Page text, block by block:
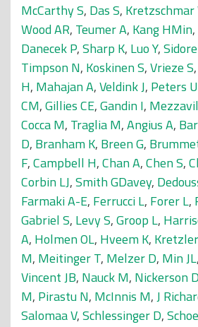
McCarthy S, Das S, Kretzschmar
Wood AR, Teumer A, Kang HMin,
Danecek P,Sharp K, Luo Y,
Timpson N, Koskinen S,Vrieze S,
H, Mahajan A,Veldink J, Peters U
CM,Gillies CE,Gandin I,
Cocca M, Traglia M,Angius A,
D, Branham K, Breen G,
F,Campbell H,Chan A,Chen S,
Corbin LJ,Smith GDavey,
Farmaki A-E, Ferrucci L, Forer L,
Gabriel S, Levy S,Groop L,
A, Holmen OL, Hveem K,
M, Meitinger T, Melzer D, Min JL,
Vincent JB, Nauck M, Nickerson D
M, Pirastu N, McInnis M,J
Salomaa V,Schlessinger D,